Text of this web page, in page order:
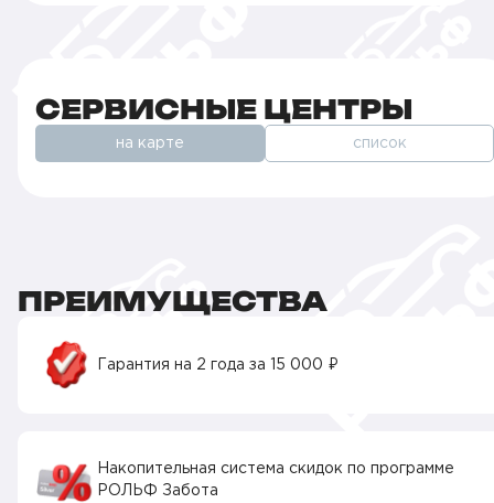
СЕРВИСНЫЕ ЦЕНТРЫ
на карте список
ПРЕИМУЩЕСТВА
Гарантия на 2 года за 15 000 ₽
Накопительная система скидок по программе
РОЛЬФ Забота